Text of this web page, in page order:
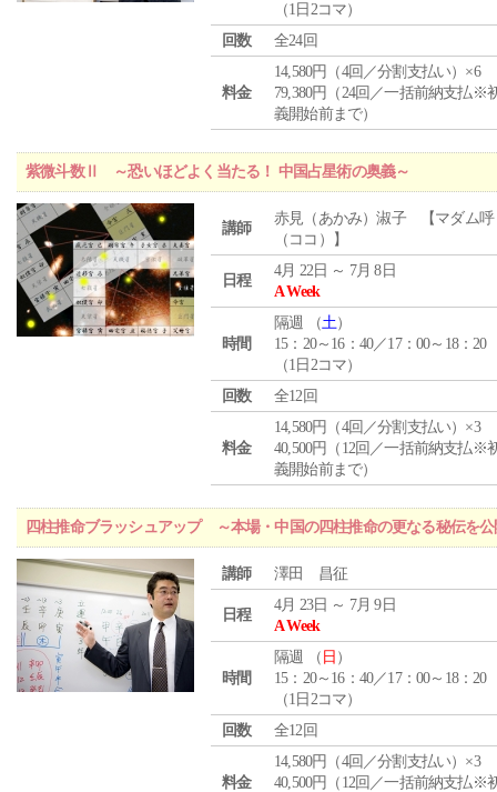
（1日2コマ）
回数
全24回
料金
14,580円（4回／分割支払い）×6
79,380円（24回／一括前納支払※
義開始前まで）
紫微斗数Ⅱ ～恐いほどよく当たる！ 中国占星術の奥義～
講師
赤見（あかみ）淑子 【マダム呼
（ココ）】
日程
4月 22日 ～ 7月 8日
A Week
時間
隔週 （土）
15：20～16：40／17：00～18：20
（1日2コマ）
回数
全12回
料金
14,580円（4回／分割支払い）×3
40,500円（12回／一括前納支払※
義開始前まで）
四柱推命ブラッシュアップ ～本場・中国の四柱推命の更なる秘伝を
講師 澤田 昌征
日程
4月 23日 ～ 7月 9日
A Week
時間
隔週 （ 日 ）
15：20～16：40／17：00～18：20
（1日2コマ）
回数
全12回
料金
14,580円（4回／分割支払い）×3
40,500円（12回／一括前納支払※